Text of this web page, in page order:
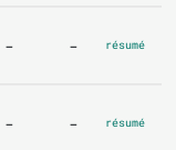
- - résumé
- - résumé